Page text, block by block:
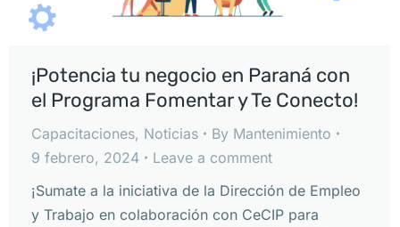
¡Potencia tu negocio en Paraná con
el Programa Fomentar y Te Conecto!
Capacitaciones, Noticias By Mantenimiento
9 febrero, 2024
Leave a comment
¡Sumate a la iniciativa de la Dirección de Empleo
y Trabajo en colaboración con CeCIP para